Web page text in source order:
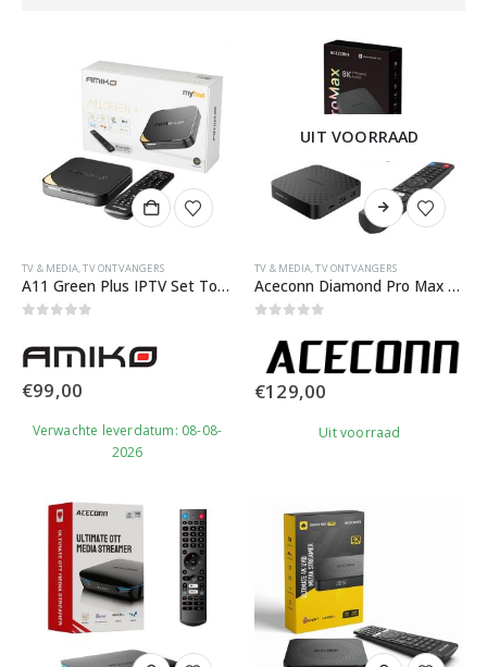
TV & MEDIA,TV ONTVANGERS
A11 Green Plus IPTV Set Top Box
€99,00
Verwachte leverdatum: 08-08-
2026
UIT VOORRAAD
TV & MEDIA,TV ONTVANGERS
Aceconn Diamond Pro Max – 4K Media Streamer
€129,00
Uit voorraad